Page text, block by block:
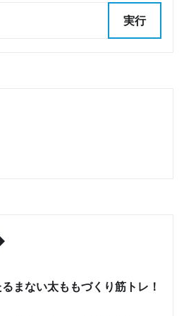
実行
まない太ももづくり筋トレ！